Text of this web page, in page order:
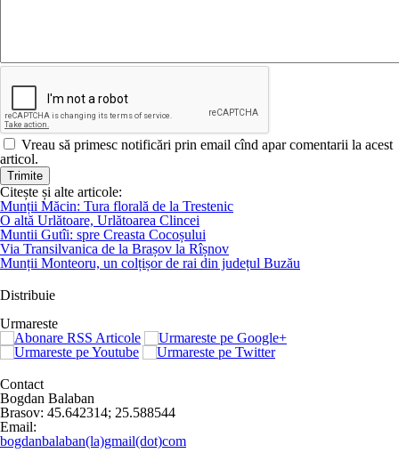
Vreau să primesc notificări prin email cînd apar comentarii la acest
articol.
Citește și alte articole:
Munții Măcin: Tura florală de la Trestenic
O altă Urlătoare, Urlătoarea Clincei
Muntii Gutîi: spre Creasta Cocoșului
Via Transilvanica de la Brașov la Rîșnov
Munții Monteoru, un colțișor de rai din județul Buzău
Distribuie
Urmareste
Contact
Bogdan Balaban
Brasov: 45.642314; 25.588544
Email:
bogdanbalaban(la)gmail(dot)com